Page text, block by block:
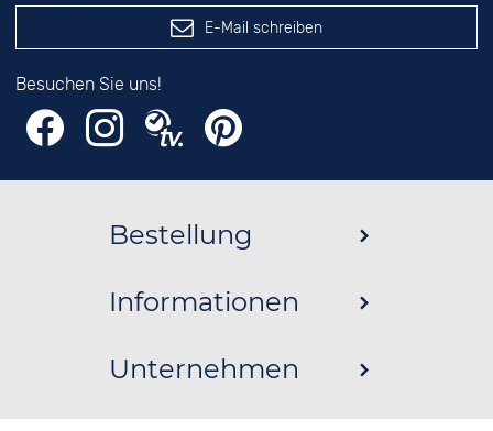
E-Mail schreiben
Besuchen Sie uns!
Bestellung
Informationen
Unternehmen